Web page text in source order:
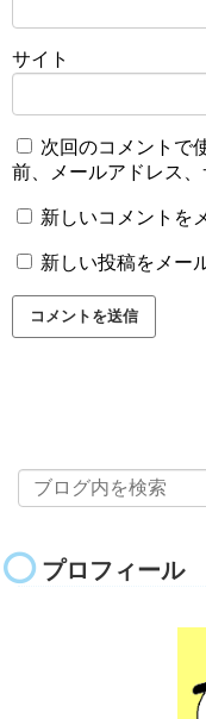
サイト
次回のコメントで
前、メールアドレス、
新しいコメントを
新しい投稿をメー
プロフィール